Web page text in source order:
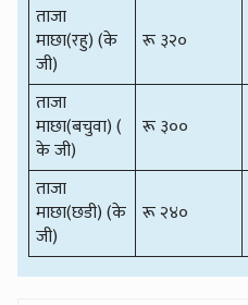
ताजा
माछा(रहु) (के
जी)
रू ३२०
ताजा
माछा(बचुवा) (
के जी)
रू ३००
ताजा
माछा(छडी) (के
जी)
रू २४०